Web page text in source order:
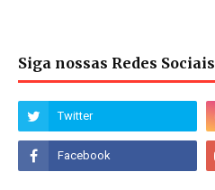
Siga nossas Redes Sociais